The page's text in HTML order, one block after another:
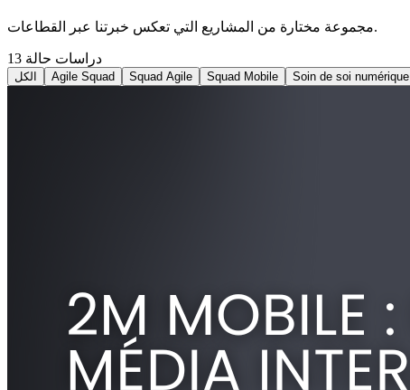
مجموعة مختارة من المشاريع التي تعكس خبرتنا عبر القطاعات.
13 دراسات حالة
الكل Agile Squad Squad Agile Squad Mobile Soin de soi numérique